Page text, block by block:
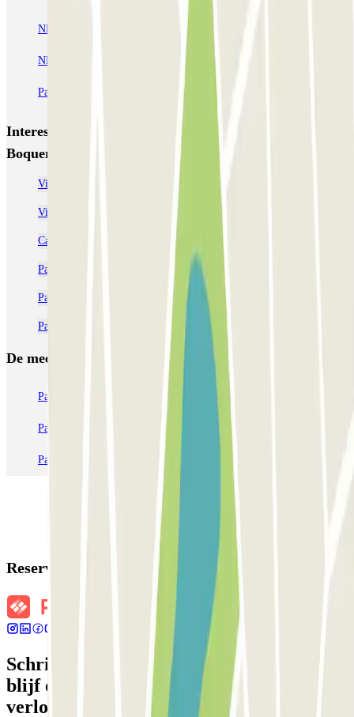
NN Santaló NN Borrell NN Valencia III
NN Rocafort Torre Nuñez i Navarro BSM Moll de la Fusta
Parking Viajeros BSM Flos i Calcat BSM Rius i Taulet
Interessante plaatsen en evenementen dichtbij BSM La
Boquería
Vind een parkeergarage dichtbij Mercado de la Boquería
Vind een parkeerplaats dichtbij Hotel 1898, Barcelona
Camper parkeren Barcelona
Parkeer dichtbij het Poliorama Theater
Parkeer in de buurt van de Gotische wijk
Parkeergarages in de buurt van Ciutat Vella - Barcelona
De meest geboekte parkings
Parkeren in Parijs Parkeren in Venetië
Parkeren in Station Venetië Mestre Parkeren in Rome
Parkeren in Milaan Parkeren in Verona
Reserveringsgegevens
Schrijf je in voor onze nieuwsbrief en
blijf op de hoogte van kortingen,
verlotingen en vele andere verrassingen.